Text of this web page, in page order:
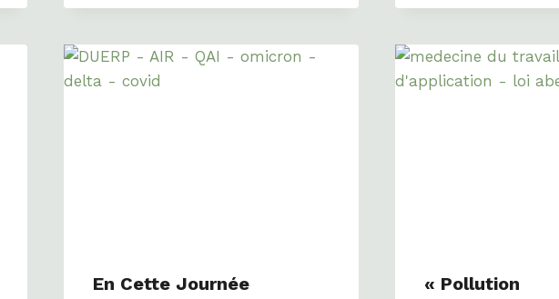
En Cette Journée
« Pollution